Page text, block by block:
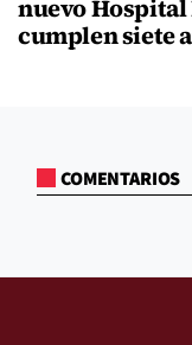
nuevo Hospital
cumplen siete
COMENTARIOS